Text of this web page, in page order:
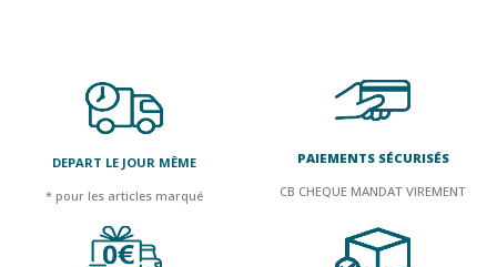
DEPART LE JOUR MÊME
* pour les articles marqué
PAIEMENTS SÉCURISÉS
CB CHEQUE MANDAT VIREMENT